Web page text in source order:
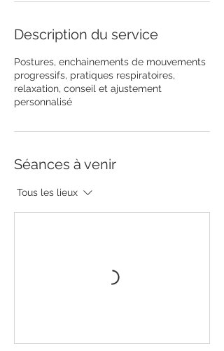
Description du service
Postures, enchainements de mouvements
progressifs, pratiques respiratoires,
relaxation, conseil et ajustement
personnalisé
Séances à venir
Tous les lieux